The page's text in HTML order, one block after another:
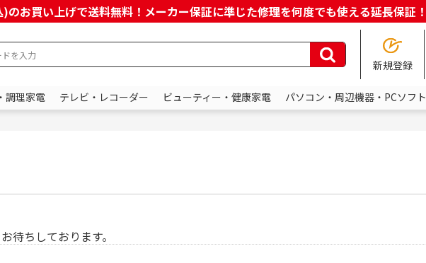
お買い上げで送料無料！メーカー保証に準じた修理を何度でも使える延長保証！
新規登録
調理家電 テレビ・レコーダー ビューティー・健康家電 パソコン・周辺機器・PCソフト
待ちしております。